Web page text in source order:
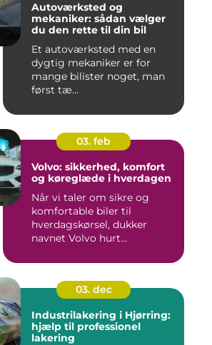
Autoværksted og
mekaniker: sådan vælger
du den rette til din bil
Et autoværksted med en
dygtig mekaniker er for
mange bilister noget, man
først tæ...
03. feb
Volvo: sikkerhed, komfort
og køreglæde i hverdagen
Når vi taler om sikre og
komfortable biler til
hverdagskørsel, dukker
navnet Volvo hurt...
03. dec
Industrilakering i Hjørring:
hjælp til professionel
lakering